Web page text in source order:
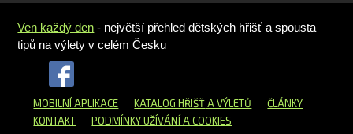
Ven každý den - největší přehled dětských hřišť a spousta
tipů na výlety v celém Česku
MOBILNÍ APLIKACE KATALOG HŘIŠŤA VÝLETŮ
ČLÁNKY
KONTAKT
PODMÍNKY UŽÍVÁNÍ A COOKIES